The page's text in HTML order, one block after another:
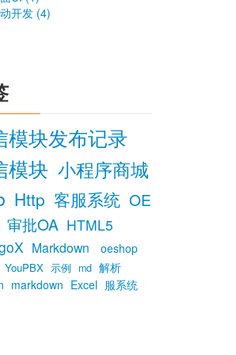
开发 (4)
模块发布记录
模块 小程序商城
Http 客服系统 OE
审批OA HTML5
Markdown
oeshop
YouPBX 示例 md 解析
markdown Excel 服系统